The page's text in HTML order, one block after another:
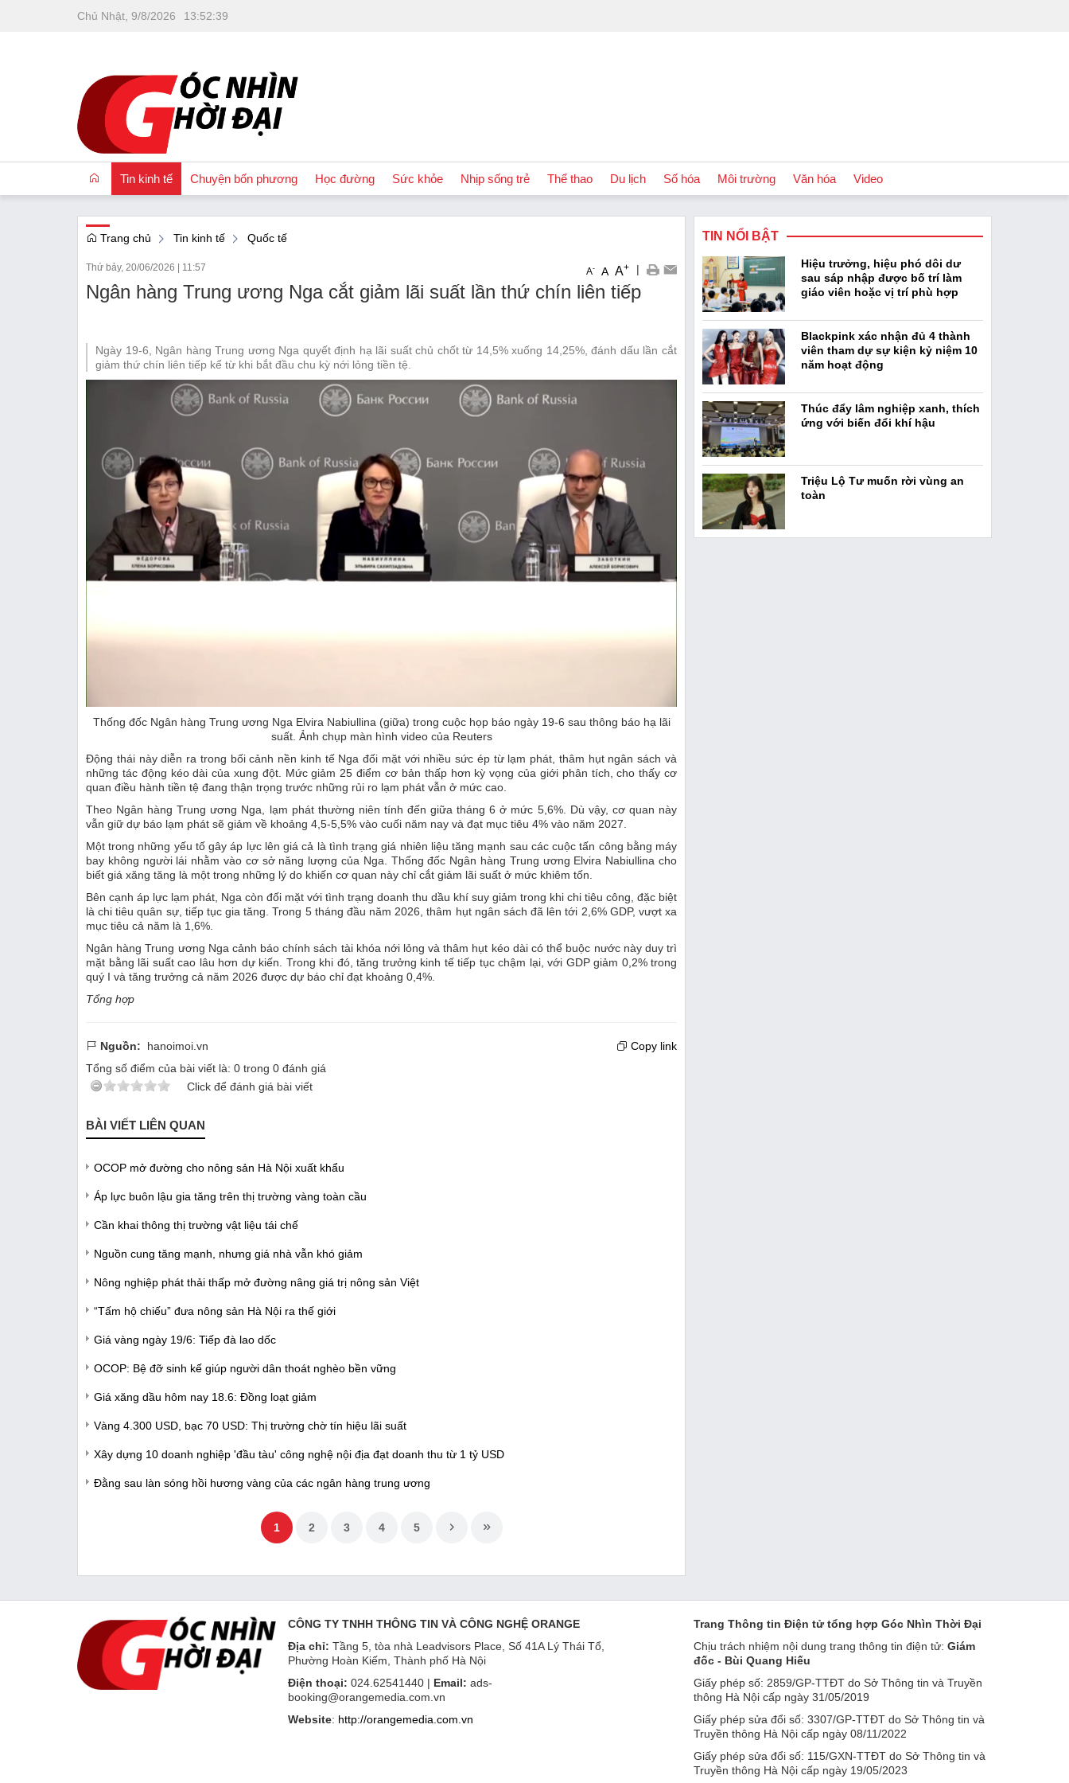
Chủ Nhật, 9/8/2026 13:52:40
Tin kinh tế
OCOP
Quốc tế
Thị trường
Emagazine
Chuyện bốn phương Học đường Sức khỏe Nhịp sống trẻ Thể thao Du lịch Số hóa Môi trường Văn hóa
Podcast
Video
Trang chủ Tin kinh tế Quốc tế
Thứ bảy, 20/06/2026 | 11:57 A- A A+ |
Ngân hàng Trung ương Nga cắt giảm lãi suất lần thứ chín liên tiếp
Ngày 19-6, Ngân hàng Trung ương Nga quyết định hạ lãi suất chủ chốt từ 14,5% xuống 14,25%, đánh dấu lần cắt
giảm thứ chín liên tiếp kể từ khi bắt đầu chu kỳ nới lỏng tiền tệ.
Thống đốc Ngân hàng Trung ương Nga Elvira Nabiullina (giữa) trong cuộc họp báo ngày 19-6 sau thông báo hạ lãi
suất. Ảnh chụp màn hình video của Reuters
Động thái này diễn ra trong bối cảnh nền kinh tế Nga đối mặt với nhiều sức ép từ lạm phát, thâm hụt ngân sách và
những tác động kéo dài của xung đột. Mức giảm 25 điểm cơ bản thấp hơn kỳ vọng của giới phân tích, cho thấy cơ
quan điều hành tiền tệ đang thận trọng trước những rủi ro lạm phát vẫn ở mức cao.
Theo Ngân hàng Trung ương Nga, lạm phát thường niên tính đến giữa tháng 6 ở mức 5,6%. Dù vậy, cơ quan này
vẫn giữ dự báo lạm phát sẽ giảm về khoảng 4,5-5,5% vào cuối năm nay và đạt mục tiêu 4% vào năm 2027.
Một trong những yếu tố gây áp lực lên giá cả là tình trạng giá nhiên liệu tăng mạnh sau các cuộc tấn công bằng máy
bay không người lái nhằm vào cơ sở năng lượng của Nga. Thống đốc Ngân hàng Trung ương Elvira Nabiullina cho
biết giá xăng tăng là một trong những lý do khiến cơ quan này chỉ cắt giảm lãi suất ở mức khiêm tốn.
Bên cạnh áp lực lạm phát, Nga còn đối mặt với tình trạng doanh thu dầu khí suy giảm trong khi chi tiêu công, đặc biệt
là chi tiêu quân sự, tiếp tục gia tăng. Trong 5 tháng đầu năm 2026, thâm hụt ngân sách đã lên tới 2,6% GDP, vượt xa
mục tiêu cả năm là 1,6%.
Ngân hàng Trung ương Nga cảnh báo chính sách tài khóa nới lỏng và thâm hụt kéo dài có thể buộc nước này duy trì
mặt bằng lãi suất cao lâu hơn dự kiến. Trong khi đó, tăng trưởng kinh tế tiếp tục chậm lại, với GDP giảm 0,2% trong
quý I và tăng trưởng cả năm 2026 được dự báo chỉ đạt khoảng 0,4%.
Tổng hợp
Nguồn: hanoimoi.vn
Copy link
Tổng số điểm của bài viết là: 0 trong 0 đánh giá
Click để đánh giá bài viết
BÀI VIẾT LIÊN QUAN
OCOP mở đường cho nông sản Hà Nội xuất khẩu
Áp lực buôn lậu gia tăng trên thị trường vàng toàn cầu
Cần khai thông thị trường vật liệu tái chế
Nguồn cung tăng mạnh, nhưng giá nhà vẫn khó giảm
Nông nghiệp phát thải thấp mở đường nâng giá trị nông sản Việt
“Tấm hộ chiếu” đưa nông sản Hà Nội ra thế giới
Giá vàng ngày 19/6: Tiếp đà lao dốc
OCOP: Bệ đỡ sinh kế giúp người dân thoát nghèo bền vững
Giá xăng dầu hôm nay 18.6: Đồng loạt giảm
Vàng 4.300 USD, bạc 70 USD: Thị trường chờ tín hiệu lãi suất
Xây dựng 10 doanh nghiệp 'đầu tàu' công nghệ nội địa đạt doanh thu từ 1 tỷ USD
Đằng sau làn sóng hồi hương vàng của các ngân hàng trung ương
1 2 3 4 5
TIN NỔI BẬT
Hiệu trưởng, hiệu phó dôi dư
sau sáp nhập được bố trí làm
giáo viên hoặc vị trí phù hợp
Blackpink xác nhận đủ 4 thành
viên tham dự sự kiện kỷ niệm 10
năm hoạt động
Thúc đẩy lâm nghiệp xanh, thích
ứng với biến đổi khí hậu
Triệu Lộ Tư muốn rời vùng an
toàn
CÔNG TY TNHH THÔNG TIN VÀ CÔNG NGHỆ ORANGE
Địa chỉ: Tầng 5, tòa nhà Leadvisors Place, Số 41A Lý Thái Tổ,
Phường Hoàn Kiếm, Thành phố Hà Nội
Điện thoại: 024.62541440 | Email: ads-
booking@orangemedia.com.vn
Website: http://orangemedia.com.vn
Trang Thông tin Điện tử tổng hợp Góc Nhìn Thời Đại
Chịu trách nhiệm nội dung trang thông tin điện tử: Giám
đốc - Bùi Quang Hiếu
Giấy phép số: 2859/GP-TTĐT do Sở Thông tin và Truyền
thông Hà Nội cấp ngày 31/05/2019
Giấy phép sửa đổi số: 3307/GP-TTĐT do Sở Thông tin và
Truyền thông Hà Nội cấp ngày 08/11/2022
Giấy phép sửa đổi số: 115/GXN-TTĐT do Sở Thông tin và
Truyền thông Hà Nội cấp ngày 19/05/2023